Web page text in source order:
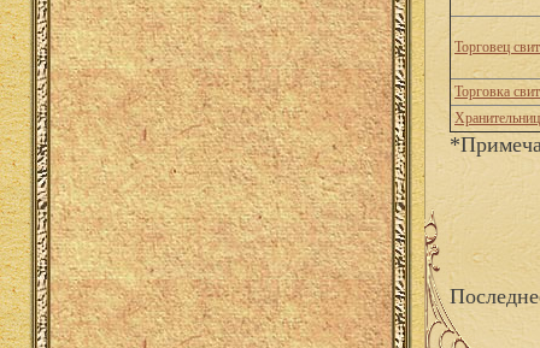
Торговец
Торговка